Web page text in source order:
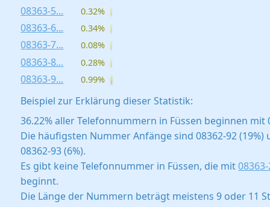
08363-5... 0.32%
08363-6... 0.34%
08363-7... 0.08%
08363-8... 0.28%
08363-9... 0.99%
Beispiel zur Erklärung dieser Statistik:
36.22% aller Telefonnummern in Füssen beginnen mit
Die häufigsten Nummer Anfänge sind 08362-92 (19%)
08362-93 (6%).
Es gibt keine Telefonnummer in Füssen, die mit
beginnt.
Die Länge der Nummern beträgt meistens 9 oder 11